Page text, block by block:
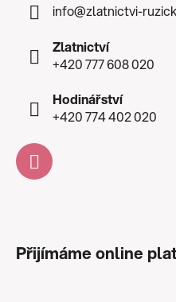
info@zlatnictvi-
Zlatnictví
+420 777 608 020
Hodinářství
+420 774 402 020
Přijímáme online